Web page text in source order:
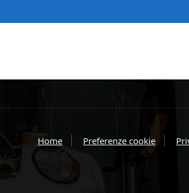
Home Preferenze cookie